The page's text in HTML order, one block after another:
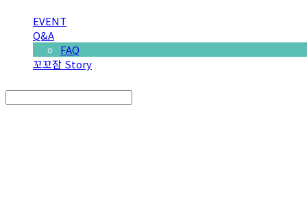
EVENT
Q&A
FAQ
꼬꼬잠 Story